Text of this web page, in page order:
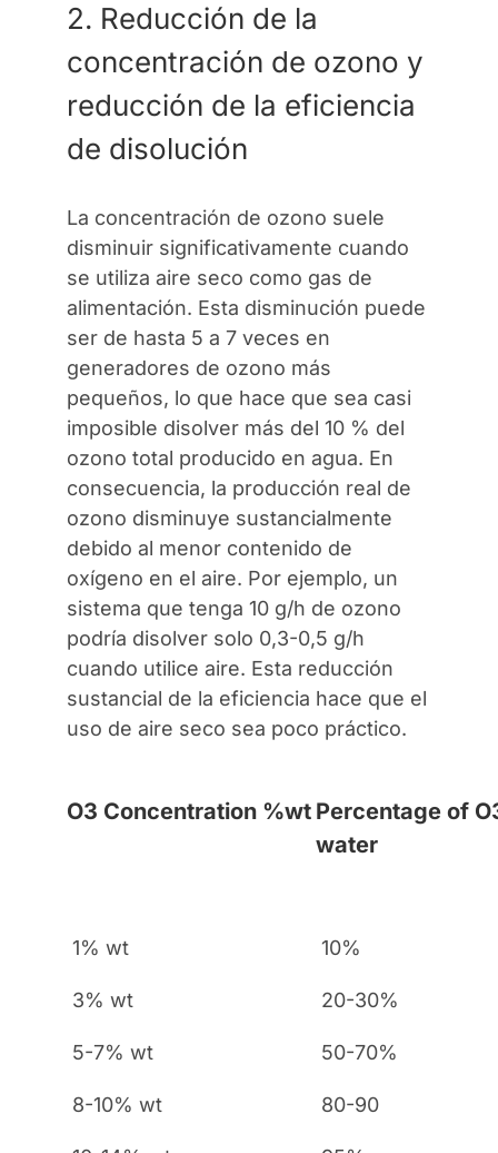
2. Reducción de la
concentración de ozono y
reducción de la eficiencia
de disolución
La concentración de ozono suele
disminuir significativamente cuando
se utiliza aire seco como gas de
alimentación. Esta disminución puede
ser de hasta 5 a 7 veces en
generadores de ozono más
pequeños, lo que hace que sea casi
imposible disolver más del 10 % del
ozono total producido en agua. En
consecuencia, la producción real de
ozono disminuye sustancialmente
debido al menor contenido de
oxígeno en el aire. Por ejemplo, un
sistema que tenga 10 g/h de ozono
podría disolver solo 0,3-0,5 g/h
cuando utilice aire. Esta reducción
sustancial de la eficiencia hace que el
uso de aire seco sea poco práctico.
O3 Concentration %wt Percentage of
water
1% wt 10%
3% wt 20-30%
5-7% wt 50-70%
8-10% wt 80-90